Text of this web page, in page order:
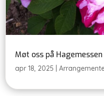
Møt oss på
apr 18, 2025 |